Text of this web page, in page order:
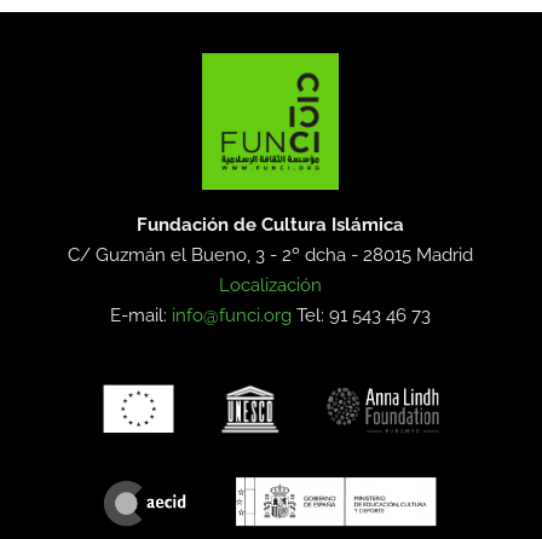
Fundación de Cultura Islámica
C/ Guzmán el Bueno, 3 - 2º dcha -28015 Madrid
Localización
E-mail: info@funci.org Tel: 91 543 46 73